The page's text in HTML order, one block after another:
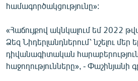
համագործակցությունը»:
«Հաճույքով ակնկալում եմ 2022
Ձեզ Նիդերլանդներում՝ նշելու մեր
դիվանագիտական
հաջողությունները», - Փաշինյանի